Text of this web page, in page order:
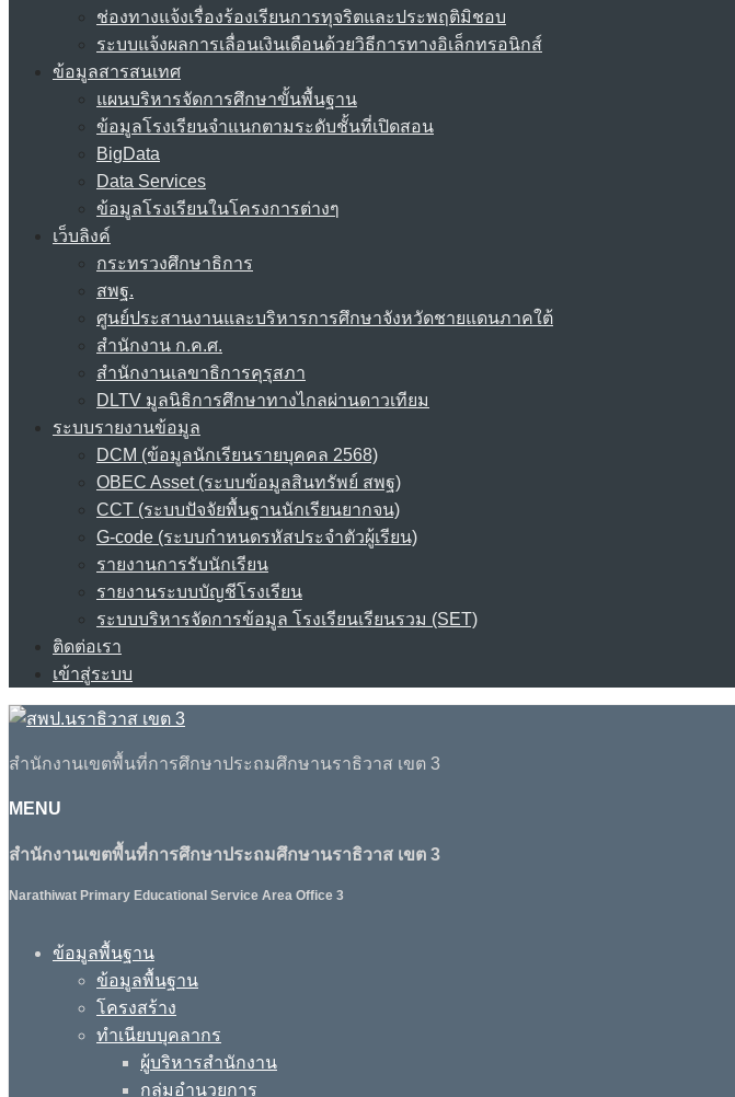
ช่องทางแจ้งเรื่องร้องเรียนการทุจริตและประพฤติมิชอบ
ระบบแจ้งผลการเลื่อนเงินเดือนด้วยวิธีการทางอิเล็กทรอนิกส์
ข้อมูลสารสนเทศ
แผนบริหารจัดการศึกษาขั้นพื้นฐาน
ข้อมูลโรงเรียนจำแนกตามระดับชั้นที่เปิดสอน
BigData
Data Services
ข้อมูลโรงเรียนในโครงการต่างๆ
เว็บลิงค์
กระทรวงศึกษาธิการ
สพฐ.
ศูนย์ประสานงานและบริหารการศึกษาจังหวัดชายแดนภาคใต้
สำนักงาน ก.ค.ศ.
สำนักงานเลขาธิการคุรุสภา
DLTV มูลนิธิการศึกษาทางไกลผ่านดาวเทียม
ระบบรายงานข้อมูล
DCM (ข้อมูลนักเรียนรายบุคคล 2568)
OBEC Asset (ระบบข้อมูลสินทรัพย์ สพฐ)
CCT (ระบบปัจจัยพื้นฐานนักเรียนยากจน)
G-code (ระบบกำหนดรหัสประจำตัวผู้เรียน)
รายงานการรับนักเรียน
รายงานระบบบัญชีโรงเรียน
ระบบบริหารจัดการข้อมูล โรงเรียนเรียนรวม (SET)
ติดต่อเรา
เข้าสู่ระบบ
สำนักงานเขตพื้นที่การศึกษาประถมศึกษานราธิวาส เขต 3
MENU
สำนักงานเขตพื้นที่การศึกษาประถมศึกษานราธิวาส เขต 3
Narathiwat Primary Educational Service Area Office 3
ข้อมูลพื้นฐาน
ข้อมูลพื้นฐาน
โครงสร้าง
ทำเนียบบุคลากร
ผู้บริหารสำนักงาน
กลุ่มอำนวยการ